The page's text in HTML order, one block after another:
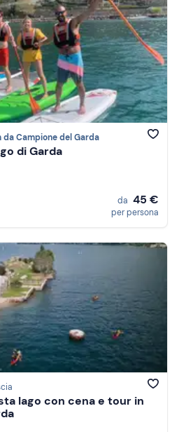
da Campione del Garda
di Garda
da 45 €
per persona
lago con cena e tour in